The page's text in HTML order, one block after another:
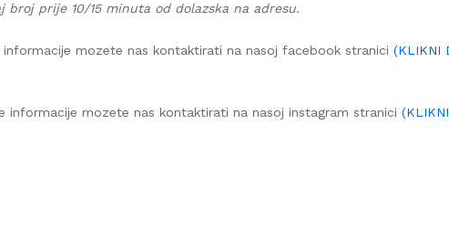
broj prije 10/15 minuta od dolazska na adresu.
informacije mozete nas kontaktirati na nasoj facebook stranici (KLIKNI
informacije mozete nas kontaktirati na nasoj instagram stranici